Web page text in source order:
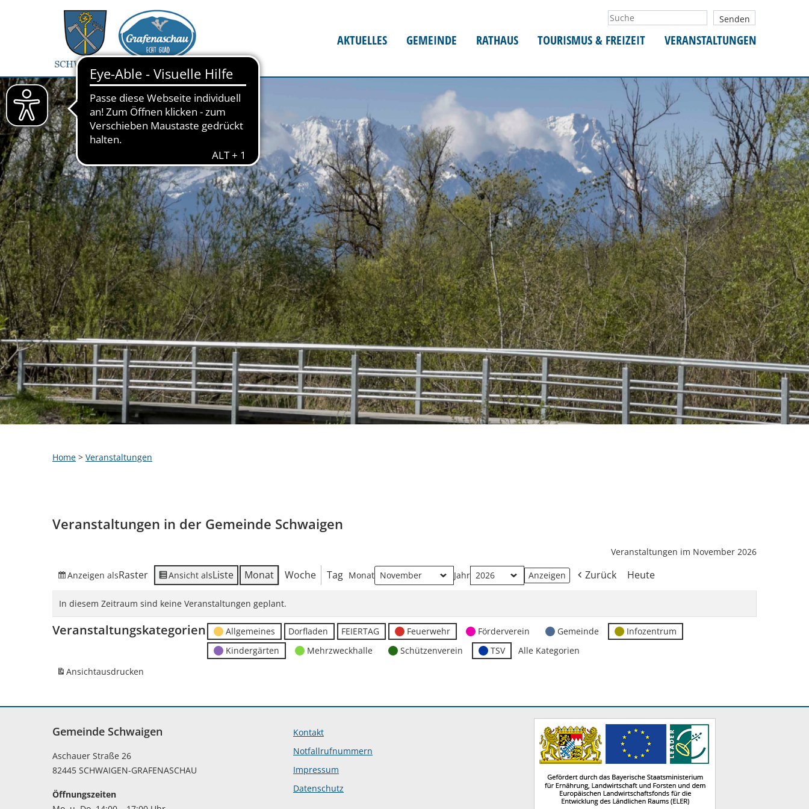
AKTUELLES GEMEINDE RATHAUS TOURISMUS & FREIZEIT VERANSTALTUNGEN
Home > Veranstaltungen
Veranstaltungen in der Gemeinde Schwaigen
Veranstaltungen im November 2026
Anzeigen alsRaster Ansicht alsListe Monat Woche Tag Monat Jahr Zurück Heute
In diesem Zeitraum sind keine Veranstaltungen geplant.
Veranstaltungskategorien Allgemeines Dorfladen FEIERTAG Feuerwehr Förderverein Gemeinde
Infozentrum
Kindergärten
Mehrzweckhalle Schützenverein TSV
Alle Kategorien
Ansichtausdrucken
Gemeinde Schwaigen
Aschauer Straße 26
82445 SCHWAIGEN-GRAFENASCHAU
Öffnungszeiten
Kontakt
Notfallrufnummern
Impressum
Datenschutz